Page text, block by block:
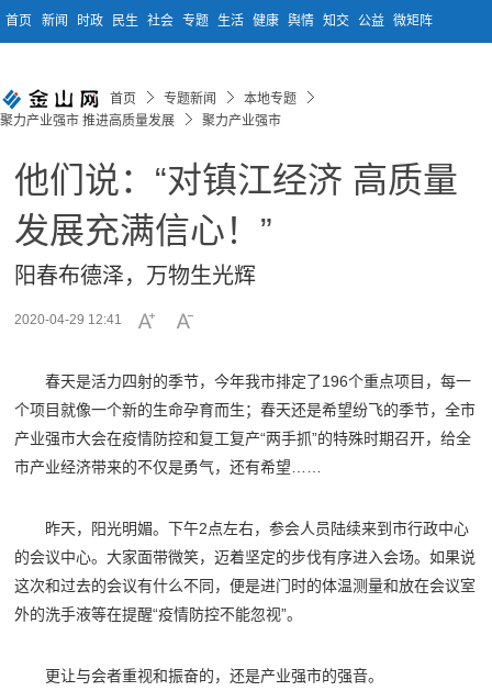
首页 新闻 时政 民生 社会 专题 生活 健康 舆情 知交 公益 微矩阵
首页 专题新闻
本地专题
聚力产业强市 推进高质量发展
聚力产业强市
他们说：“对镇江经济 高质量
发展充满信心！”
阳春布德泽，万物生光辉
2020-04-29 12:41
春天是活力四射的季节，今年我市排定了196个重点项目，每一
个项目就像一个新的生命孕育而生；春天还是希望纷飞的季节，全市
产业强市大会在疫情防控和复工复产“两手抓”的特殊时期召开，给全
市产业经济带来的不仅是勇气，还有希望……
昨天，阳光明媚。下午2点左右，参会人员陆续来到市行政中心
的会议中心。大家面带微笑，迈着坚定的步伐有序进入会场。如果说
这次和过去的会议有什么不同，便是进门时的体温测量和放在会议室
外的洗手液等在提醒“疫情防控不能忽视”。
更让与会者重视和振奋的，还是产业强市的强音。